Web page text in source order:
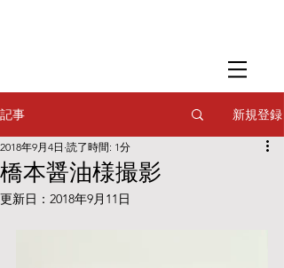
フードスタイリング
記事 新規登録
橋本醤油様撮影
2018年9月4日 読了時間: 1分
更新日： 2018年9月11日